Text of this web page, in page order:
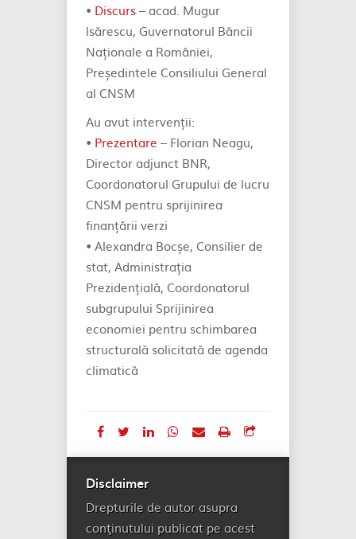
• Discurs– acad. Mugur
lsărescu, Guvernatorul Băncii
Naționale a României,
Președintele Consiliului General
al CNSM
Au avut intervenții:
• Prezentare – Florian Neagu,
Director adjunct BNR,
Coordonatorul Grupului de lucru
CNSM pentru sprijinirea
finanțării verzi
• Alexandra Bocșe, Consilier de
stat, Administrația
Prezidențială, Coordonatorul
subgrupului Sprijinirea
economiei pentru schimbarea
structurală solicitată de agenda
climatică
Disclaimer
Drepturile de autor asupra
conţinutului publicat pe acest